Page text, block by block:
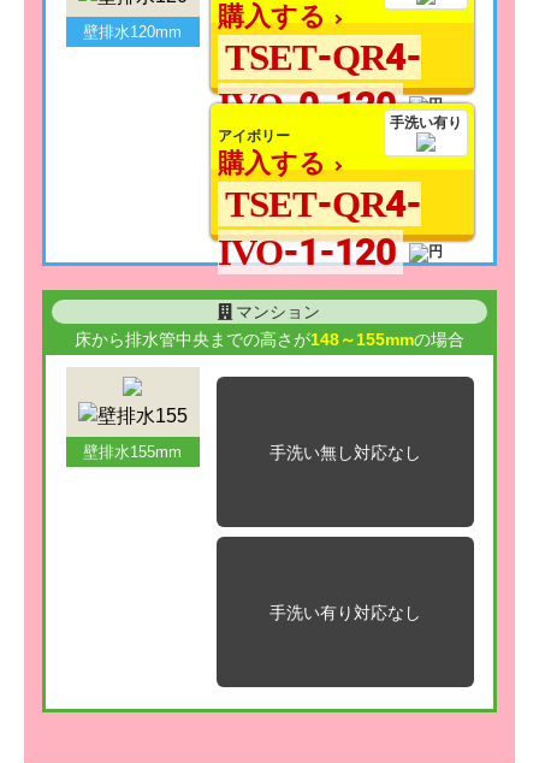
壁排水120mm
購入する
TSET-QR4-
IVO-0-120手洗い有り
アイボリー
購入する
TSET-QR4-
IVO-1-120
マンション
床から排水管中央までの高さが148～155mmの場合
壁排水155mm 手洗い無し対応なし
手洗い有り対応なし